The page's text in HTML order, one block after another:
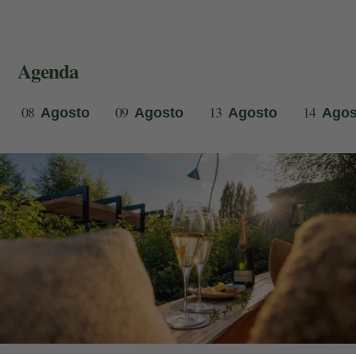
Agenda
08 Agosto 09 Agosto 13 Agosto 14